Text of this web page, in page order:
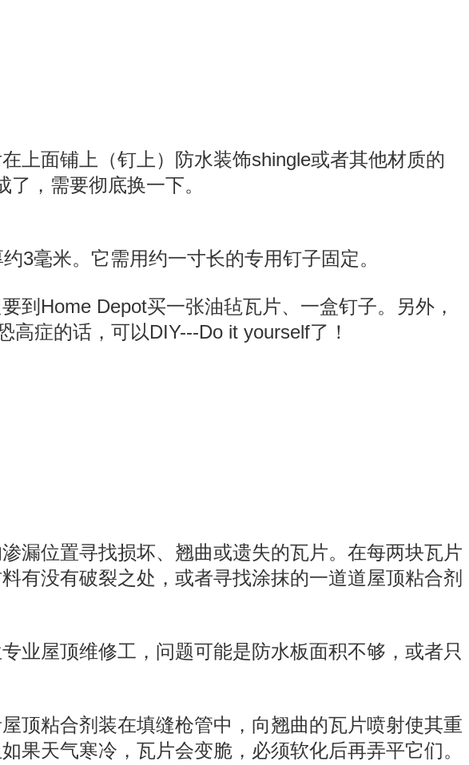
上面铺上（钉上）防水装饰shingle或者其他材质的
，需要彻底换一下。
3毫米。它需用约一寸长的专用钉子固定。
到Home Depot买一张油毡瓦片、一盒钉子。另外，
症的话，可以DIY---Do it yourself了！
漏位置寻找损坏、翘曲或遗失的瓦片。在每两块瓦片
有没有破裂之处，或者寻找涂抹的一道道屋顶粘合剂
业屋顶维修工，问题可能是防水板面积不够，或者只
顶粘合剂装在填缝枪管中，向翘曲的瓦片喷射使其重
果天气寒冷，瓦片会变脆，必须软化后再弄平它们。